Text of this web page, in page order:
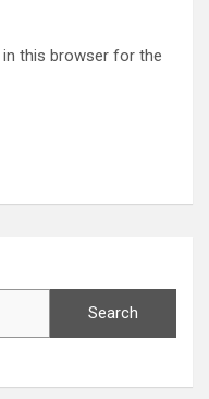
in this browser for the
Search